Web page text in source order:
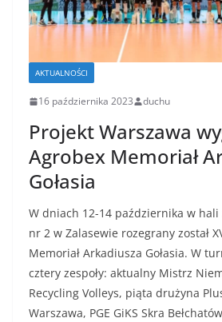
AKTUALNOŚCI
16 października 2023 duchu
Projekt Warszawa
Agrobex Memoriał
Gołasia
W dniach 12-14 października w hali
nr 2 w Zalasewie rozegrany został
Memoriał Arkadiusza Gołasia. W
cztery zespoły: aktualny Mistrz
Recycling Volleys, piąta drużyna
Warszawa, PGE GiKS Skra